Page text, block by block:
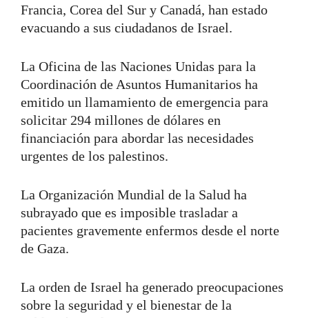
Francia, Corea del Sur y Canadá, han estado
evacuando a sus ciudadanos de Israel.
La Oficina de las Naciones Unidas para la
Coordinación de Asuntos Humanitarios ha
emitido un llamamiento de emergencia para
solicitar 294 millones de dólares en
financiación para abordar las necesidades
urgentes de los palestinos.
La Organización Mundial de la Salud ha
subrayado que es imposible trasladar a
pacientes gravemente enfermos desde el norte
de Gaza.
La orden de Israel ha generado preocupaciones
sobre la seguridad y el bienestar de la